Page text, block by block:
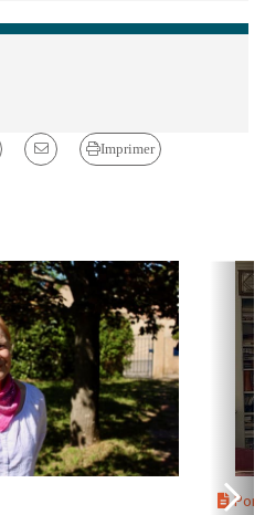
Imprimer